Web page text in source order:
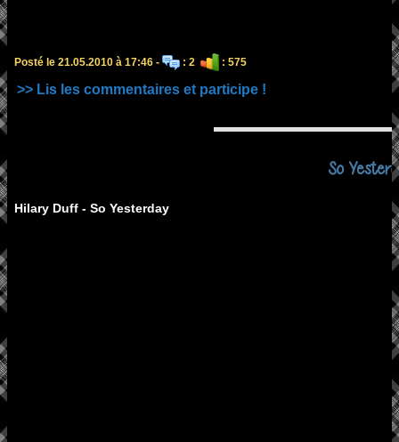
Posté le 21.05.2010 à 17:46 - : 2 : 575
>> Lis les commentaires et participe !
So
Hilary Duff - So Yesterday